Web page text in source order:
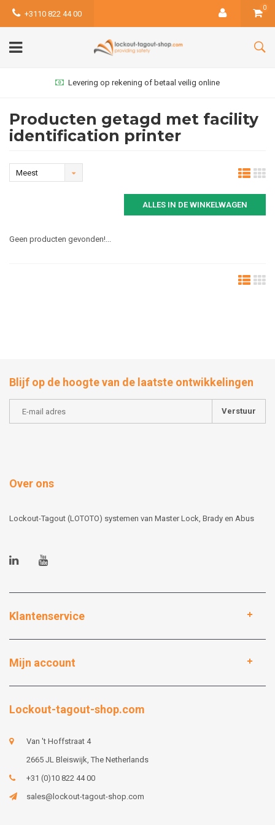
+3110 822 44 00
0
Levering op rekening of betaal veilig online
Producten getagd met facility
identification printer
Meest
ALLES IN DE WINKELWAGEN
Geen producten gevonden!...
Blijf op de hoogte van de laatste ontwikkelingen
Verstuur
Over ons
Lockout-Tagout (LOTOTO) systemen van Master Lock, Brady en Abus
Klantenservice
Mijn account
Lockout-tagout-shop.com
Van 't Hoffstraat 4
2665 JL Bleiswijk, The Netherlands
+31 (0)10 822 44 00
sales@lockout-tagout-shop.com